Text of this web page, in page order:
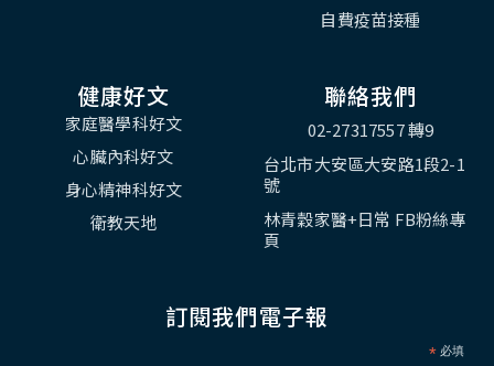
自費疫苗接種
健康好文
家庭醫學科好文
心臟內科好文
身心精神科好文
衛教天地
聯絡我們
02-27317557 轉9
台北市大安區大安路1段2-1
號
林青穀家醫+日常 FB粉絲專
頁
訂閱我們電子報
* 必填